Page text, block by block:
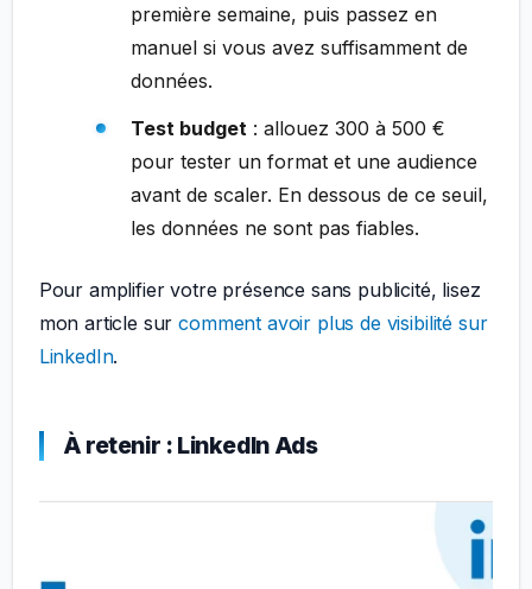
première semaine, puis passez en
manuel si vous avez suffisamment de
données.
Test budget: allouez 300 à 500 €
pour tester un format et une audience
avant de scaler. En dessous de ce seuil,
les données ne sont pas fiables.
Pour amplifier votre présence sans publicité, lisez
mon article surcomment avoir plus de visibilité sur
LinkedIn.
À retenir : LinkedIn Ads